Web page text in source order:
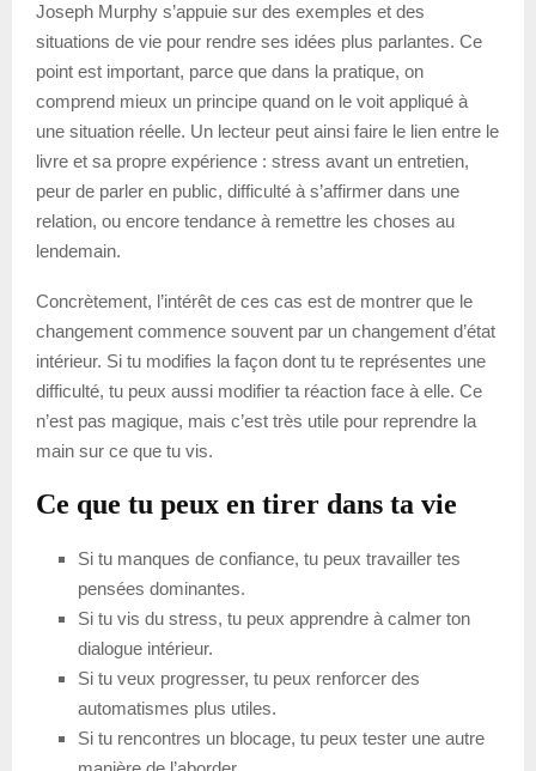
Joseph Murphy s’appuie sur des exemples et des
situations de vie pour rendre ses idées plus parlantes. Ce
point est important, parce que dans la pratique, on
comprend mieux un principe quand on le voit appliqué à
une situation réelle. Un lecteur peut ainsi faire le lien entre le
livre et sa propre expérience : stress avant un entretien,
peur de parler en public, difficulté à s’affirmer dans une
relation, ou encore tendance à remettre les choses au
lendemain.
Concrètement, l’intérêt de ces cas est de montrer que le
changement commence souvent par un changement d’état
intérieur. Si tu modifies la façon dont tu te représentes une
difficulté, tu peux aussi modifier ta réaction face à elle. Ce
n’est pas magique, mais c’est très utile pour reprendre la
main sur ce que tu vis.
Ce que tu peux en tirer dans ta vie
Si tu manques de confiance, tu peux travailler tes
pensées dominantes.
Si tu vis du stress, tu peux apprendre à calmer ton
dialogue intérieur.
Si tu veux progresser, tu peux renforcer des
automatismes plus utiles.
Si tu rencontres un blocage, tu peux tester une autre